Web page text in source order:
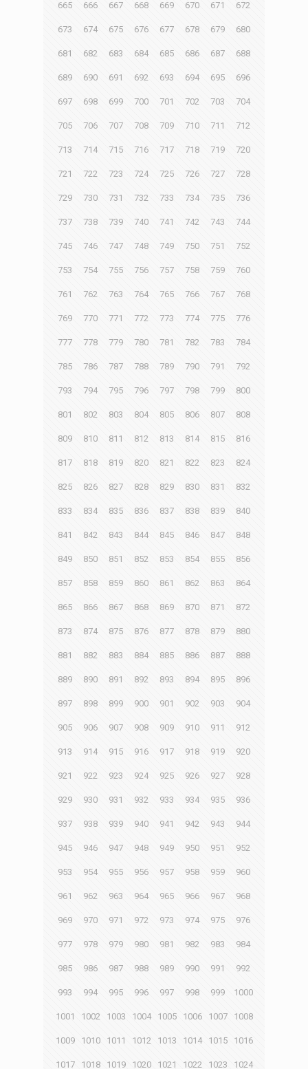
665 666 667 668 669 670 671 672
673 674 675 676 677 678 679 680
681 682 683 684 685 686 687 688
689 690 691 692 693 694 695 696
697 698 699 700 701 702 703 704
705 706 707 708 709 710 711 712
713 714 715 716 717 718 719 720
721 722 723 724 725 726 727 728
729 730 731 732 733 734 735 736
737 738 739 740 741 742 743 744
745 746 747 748 749 750 751 752
753 754 755 756 757 758 759 760
761 762 763 764 765 766 767 768
769 770 771 772 773 774 775 776
777 778 779 780 781 782 783 784
785 786 787 788 789 790 791 792
793 794 795 796 797 798 799 800
801 802 803 804 805 806 807 808
809 810 811 812 813 814 815 816
817 818 819 820 821 822 823 824
825 826 827 828 829 830 831 832
833 834 835 836 837 838 839 840
841 842 843 844 845 846 847 848
849 850 851 852 853 854 855 856
857 858 859 860 861 862 863 864
865 866 867 868 869 870 871 872
873 874 875 876 877 878 879 880
881 882 883 884 885 886 887 888
889 890 891 892 893 894 895 896
897 898 899 900 901 902 903 904
905 906 907 908 909 910 911 912
913 914 915 916 917 918 919 920
921 922 923 924 925 926 927 928
929 930 931 932 933 934 935 936
937 938 939 940 941 942 943 944
945 946 947 948 949 950 951 952
953 954 955 956 957 958 959 960
961 962 963 964 965 966 967 968
969 970 971 972 973 974 975 976
977 978 979 980 981 982 983 984
985 986 987 988 989 990 991 992
993 994 995 996 997 998 999 1000
1001 1002 1003 1004 1005 1006 1007 1008
1009 1010 1011 1012 1013 1014 1015 1016
1017 1018 1019 1020 1021 1022 1023 1024